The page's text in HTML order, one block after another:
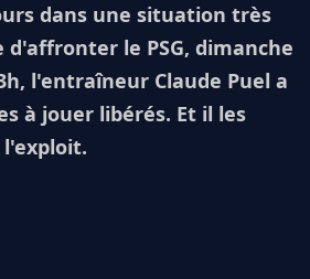
dans une situation très
le PSG, dimanche
l'entraîneur Claude Puel a
à jouer libérés. Et il les
l'exploit.